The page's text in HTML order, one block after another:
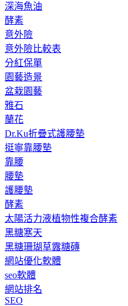
深海魚油
酵素
意外險
意外險比較表
分紅保單
園藝造景
盆栽園藝
雅石
蘭花
Dr.Ku折疊式護腰墊
挺寧靠腰墊
靠腰
腰墊
護腰墊
酵素
太陽活力液植物性複合酵素
黑糖寒天
黑糖珊瑚草露糖磚
網站優化軟體
seo軟體
網站排名
SEO